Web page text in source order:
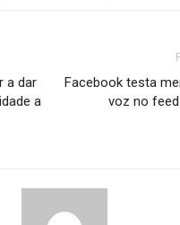
a dar
a
Facebook testa
voz no